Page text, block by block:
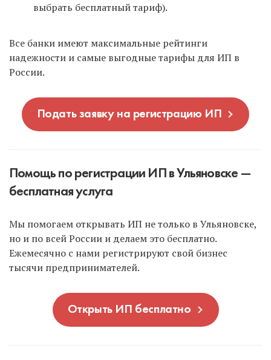
выбрать бесплатный тариф).
Все банки имеют максимальные рейтинги
надежности и самые выгодные тарифы для ИП в
России.
Подать заявку на регистрацию ИП
Помощь по регистрации ИП в Ульяновске —
бесплатная услуга
Мы помогаем открывать ИП не только в Ульяновске,
но и по всей России и делаем это бесплатно.
Ежемесячно с нами регистрируют свой бизнес
тысячи предпринимателей.
Открыть ИП бесплатно